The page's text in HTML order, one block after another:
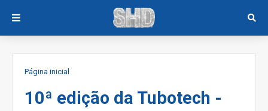
Página inicial
10ª edição da Tubotech -